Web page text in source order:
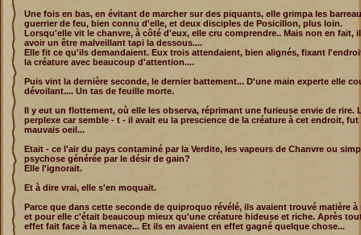
Une fois en bas, en évitant de marcher sur des piquants, elle grimpa les
guerrier de feu, bien connu d'elle, et deux disciples de Posicillon, plus loin.
Lorsqu'elle vit le chanvre, à côté d'eux, elle cru comprendre.. Mais non en fait,
avoir un être malveillant tapi la dessous....
Elle fit ce qu'ils demandaient. Eux trois attendaient, bien alignés, fixant
la créature avec beaucoup d'attention....
Puis vint la dernière seconde, le dernier battement... D'une main experte elle
dévoilant.... Un tas de feuille morte.
Il y eut un flottement, où elle les observa, réprimant une furieuse envie de rire.
perplexe car semble - t - il avait eu la prescience de la créature à cet endroit,
mauvais oeil...
Etait - ce l'air du pays contaminé par la Verdite, les vapeurs de Chanvre ou
psychose générée par le désir de gain?
Elle l'ignorait.
Et à dire vrai, elle s'en moquait.
Parce que dans cette seconde de quiproquo révélé, ils avaient trouvé matière à
et pour elle c'était beaucoup mieux qu'une créature hideuse et riche. Après
effet fait face à la menace... Et ils en avaient en effet gagné quelque chose...